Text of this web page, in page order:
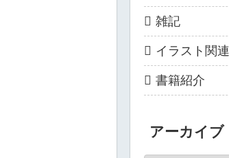
雑記
イラスト関連
書籍紹介
アーカイブ